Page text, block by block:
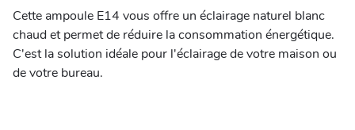
Cette ampoule E14 vous offre un éclairage naturel blanc
chaud et permet de réduire la consommation énergétique.
C'est la solution idéale pour l'éclairage de votre maison ou
de votre bureau.